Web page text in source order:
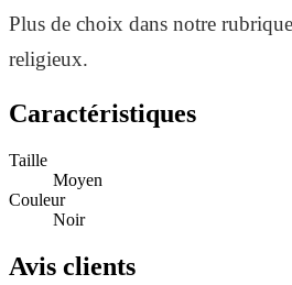
Plus de choix dans notre
religieux.
Caractéristiques
Taille
Moyen
Couleur
Noir
Avis clients